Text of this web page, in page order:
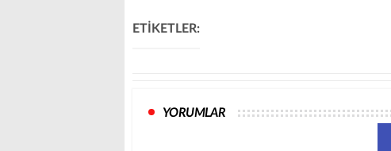
ETİKETLER:
YORUMLAR